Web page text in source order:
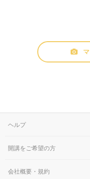
ヘルプ
開講をご希望の方
会社概要・規約